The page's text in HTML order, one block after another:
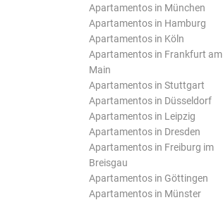
Apartamentos in München
Apartamentos in Hamburg
Apartamentos in Köln
Apartamentos in Frankfurt am
Main
Apartamentos in Stuttgart
Apartamentos in Düsseldorf
Apartamentos in Leipzig
Apartamentos in Dresden
Apartamentos in Freiburg im
Breisgau
Apartamentos in Göttingen
Apartamentos in Münster